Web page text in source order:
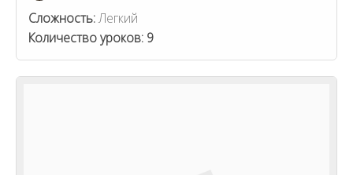
Сложность:Легкий
Количество уроков: 9